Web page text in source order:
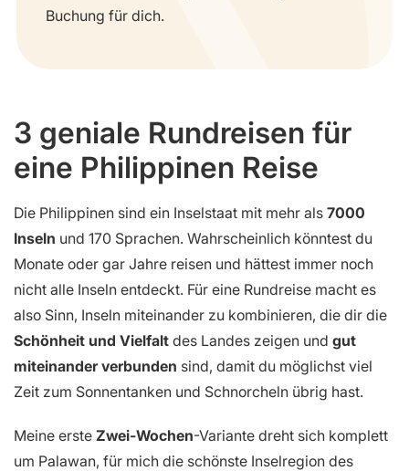
Buchung für dich.
3 geniale Rundreisen für
eine Philippinen Reise
Die Philippinen sind ein Inselstaat mit mehr als 7000
Inseln und 170 Sprachen. Wahrscheinlich könntest du
Monate oder gar Jahre reisen und hättest immer noch
nicht alle Inseln entdeckt. Für eine Rundreise macht es
also Sinn, Inseln miteinander zu kombinieren, die dir die
Schönheit und Vielfalt des Landes zeigen und gut
miteinander verbunden sind, damit du möglichst viel
Zeit zum Sonnentanken und Schnorcheln übrig hast.
Meine erste Zwei-Wochen-Variante dreht sich komplett
um Palawan, für mich die schönste Inselregion des